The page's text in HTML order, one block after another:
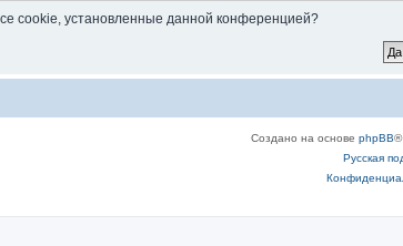
cookie, установленные данной конференцией?
Создано на основе phpBB®
Русская